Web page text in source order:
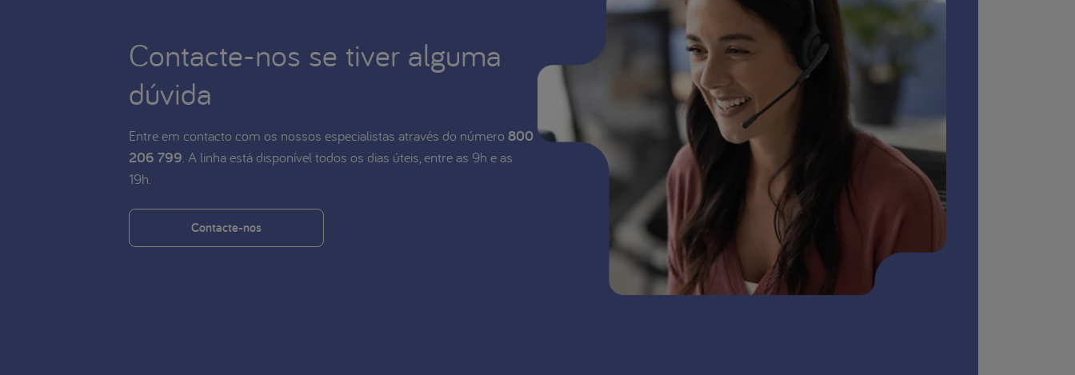
Contacte-nos se tiver alguma
dúvida
Entre em contacto com os nossos especialistas através do número 800
206 799. A linha está disponível todos os dias úteis, entre as 9h e as
19h.
Contacte-nos